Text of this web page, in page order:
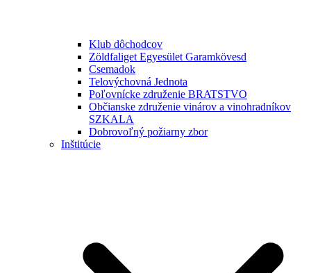
Klub dôchodcov
Zöldfaliget Egyesület Garamkövesd
Csemadok
Telovýchovná Jednota
Poľovnícke združenie BRATSTVO
Občianske združenie vinárov a vinohradníkov
SZKALA
Dobrovoľný požiarny zbor
Inštitúcie